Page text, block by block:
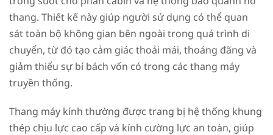
thang. Thiết kế này giúp người sử dụng có thể quan
sát toàn bộ không gian bên ngoài trong quá trình di
chuyển, từ đó tạo cảm giác thoải mái, thoáng đãng và
giảm thiểu sự bí bách vốn có trong các thang máy
truyền thống.
Thang máy kính thường được trang bị hệ thống khung
thép chịu lực cao cấp và kính cường lực an toàn, giúp